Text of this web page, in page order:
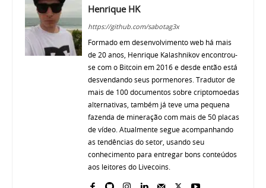
Henrique HK
https://github.com/sabotag3x
Formado em desenvolvimento web há mais
de 20 anos, Henrique Kalashnikov encontrou-
se com o Bitcoin em 2016 e desde então está
desvendando seus pormenores. Tradutor de
mais de 100 documentos sobre criptomoedas
alternativas, também já teve uma pequena
fazenda de mineração com mais de 50 placas
de vídeo. Atualmente segue acompanhando
as tendências do setor, usando seu
conhecimento para entregar bons conteúdos
aos leitores do Livecoins.